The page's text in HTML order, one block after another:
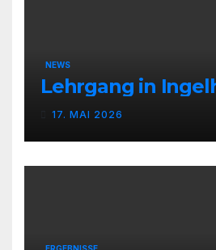
NEWS
Lehrgang in
17. MAI 2026